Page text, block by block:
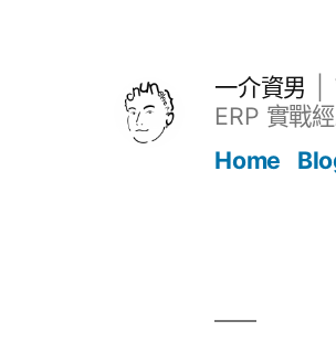
一介資男
ERP 實戰
Home